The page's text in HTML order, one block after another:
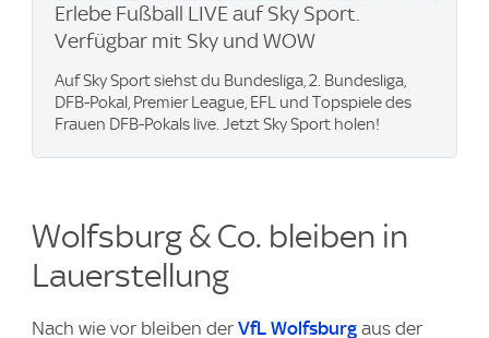
Erlebe Fußball LIVE auf Sky Sport.
Verfügbar mit Sky und WOW
Auf Sky Sport siehst du Bundesliga, 2. Bundesliga,
DFB-Pokal, Premier League, EFL und Topspiele des
Frauen DFB-Pokals live. Jetzt Sky Sport holen!
Wolfsburg & Co. bleiben in
Lauerstellung
Nach wie vor bleiben der VfL Wolfsburg aus der